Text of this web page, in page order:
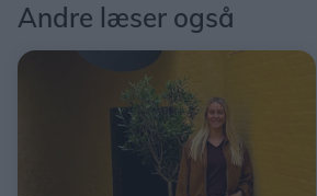
Andre læser også